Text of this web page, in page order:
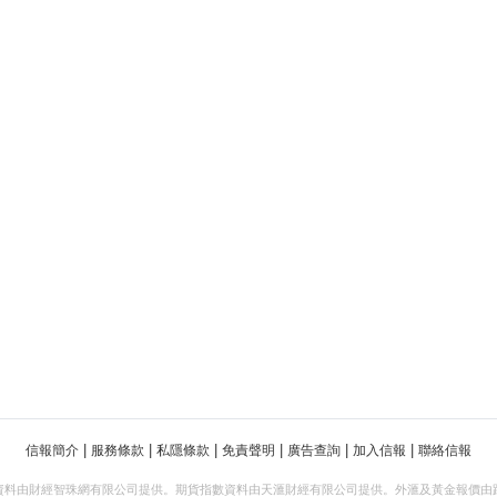
信報簡介 服務條款 私隱條款 免責聲明 廣告查詢 加入信報 聯絡信報
料由財經智珠網有限公司提供。期貨指數資料由天滙財經有限公司提供。外滙及黃金報價由